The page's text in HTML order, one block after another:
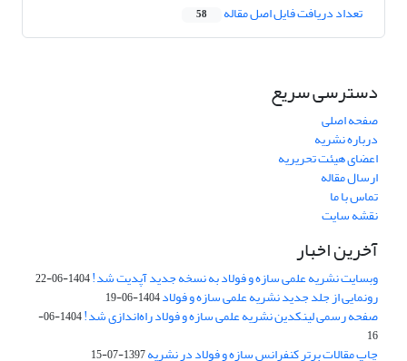
تعداد دریافت فایل اصل مقاله 58
دسترسی سریع
صفحه اصلی
درباره نشریه
اعضای هیئت تحریریه
ارسال مقاله
تماس با ما
نقشه سایت
آخرین اخبار
وبسایت نشریه علمی سازه و فولاد به نسخه جدید آپدیت شد!1404-06-22
رونمایی از جلد جدید نشریه علمی سازه و فولاد1404-06-19
صفحه رسمی لینکدین نشریه علمی سازه و فولاد راه‌اندازی شد!
1404-06-
16
چاپ مقالات برتر کنفرانس سازه و فولاد در نشریه1397-07-15